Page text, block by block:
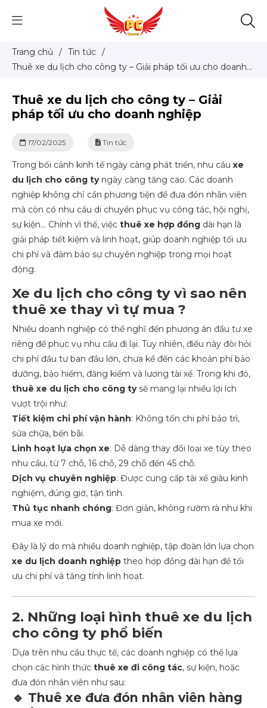
Trang chủ / Tin tức /
Thuê xe du lịch cho công ty – Giải pháp tối ưu cho doanh
Thuê xe du lịch cho công ty – Giải
pháp tối ưu cho doanh nghiệp
17/02/2025 Tin tức
Trong bối cảnh kinh tế ngày càng phát triển, nhu cầu xe
du lịch cho công tyngày càng tăng cao. Các doanh
nghiệp không chỉ cần phương tiện để đưa đón nhân viên
mà còn có nhu cầu di chuyển phục vụ công tác, hội nghị,
sự kiện… Chính vì thế, việc thuê xe hợp đồng dài hạn là
giải pháp tiết kiệm và linh hoạt, giúp doanh nghiệp tối ưu
chi phí và đảm bảo sự chuyên nghiệp trong mọi hoạt
động.
Xe du lịch cho công ty vì sao nên
thuê xe thay vì tự mua ?
Nhiều doanh nghiệp có thể nghĩ đến phương án đầu tư xe
riêng để phục vụ nhu cầu đi lại. Tuy nhiên, điều này đòi hỏi
chi phí đầu tư ban đầu lớn, chưa kể đến các khoản phí bảo
dưỡng, bảo hiểm, đăng kiểm và lương tài xế. Trong khi đó,
thuê xe du lịch cho công tysẽ mang lại nhiều lợi ích
vượt trội như:
Tiết kiệm chi phí vận hành: Không tốn chi phí bảo trì,
sửa chữa, bến bãi.
Linh hoạt lựa chọn xe: Dễ dàng thay đổi loại xe tùy theo
nhu cầu, từ 7 chỗ, 16 chỗ, 29 chỗ đến 45 chỗ.
Dịch vụ chuyên nghiệp: Được cung cấp tài xế giàu kinh
nghiệm, đúng giờ, tận tình.
Thủ tục nhanh chóng: Đơn giản, không rườm rà như khi
mua xe mới.
Đây là lý do mà nhiều doanh nghiệp, tập đoàn lớn lựa chọn
xe du lịch doanh nghiệp theo hợp đồng dài hạn để tối
ưu chi phí và tăng tính linh hoạt.
2. Những loại hình thuê xe du lịch
cho công ty phổ biến
Dựa trên nhu cầu thực tế, các doanh nghiệp có thể lựa
chọn các hình thức thuê xe đi công tác, sự kiện, hoặc
đưa đón nhân viên như sau:
🔹 Thuê xe đưa đón nhân viên hàng